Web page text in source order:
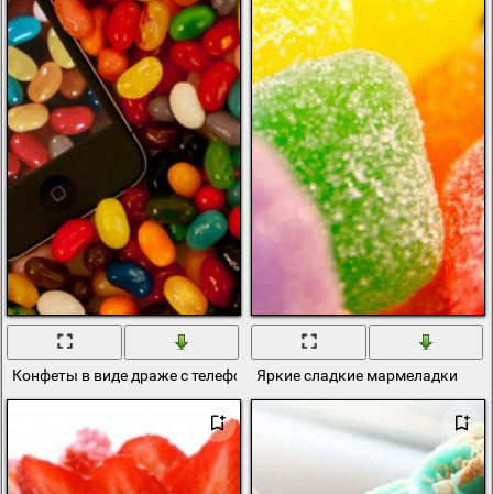
Конфеты в виде драже с телефономЯркие сладкие мармеладки